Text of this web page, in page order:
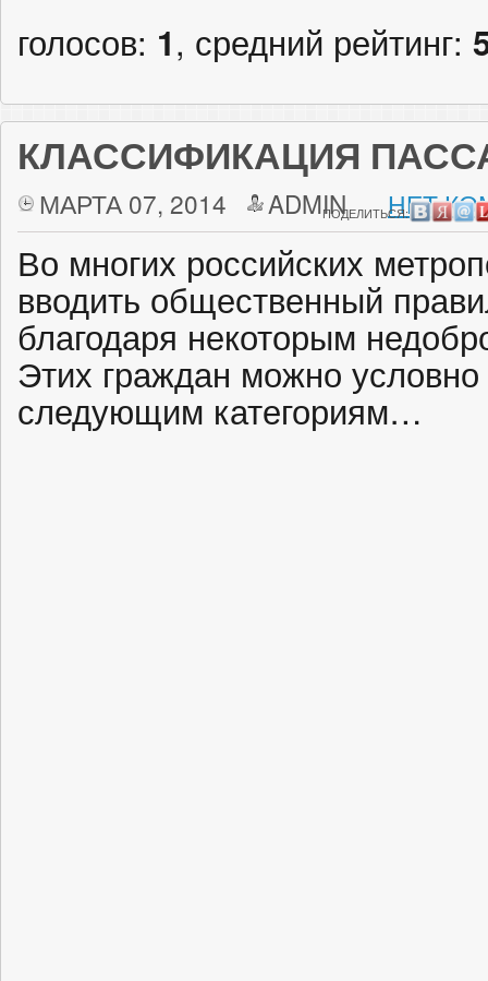
голосов: 1, средний рейтинг:
КЛАССИФИКАЦИЯ
МАРТА 07, 2014 ADMIN НЕТ
ПОДЕЛИТЬСЯ:
Во многих российских
вводить общественный
благодаря некоторым
Этих граждан можно
следующим категориям…